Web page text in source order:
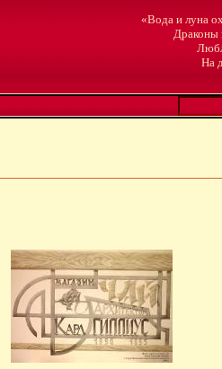
«Вода и луна
Драконы
На